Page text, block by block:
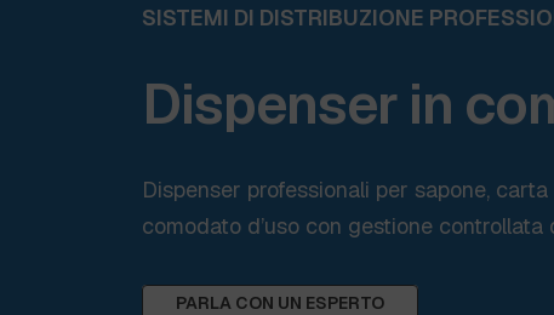
SISTEMI DI DISTRIBUZIONE
Dispenser in
Dispenser professionali per sapone,
comodato d’uso con gestione controllata
PARLA CON UN ESPERTO